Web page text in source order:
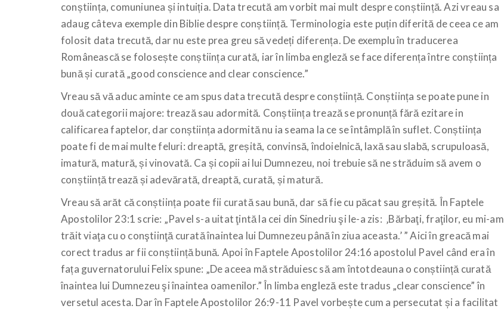
conștiința, comuniunea și intuiția. Data trecută am vorbit mai mult despre conștiință. Azi vreau sa
adaug câteva exemple din Biblie despre conștiință. Terminologia este puțin diferită de ceea ce am
folosit data trecută, dar nu este prea greu să vedeți diferența. De exemplu în traducerea
Românească se folosește conștiința curată, iar în limba engleză se face diferența între conștiința
bună și curată „good conscience and clear conscience.”
Vreau să vă aduc aminte ce am spus data trecută despre conștiință. Conștiința se poate pune in
două categorii majore: trează sau adormită. Conștiința trează se pronunță fără ezitare in
calificarea faptelor, dar conștiința adormită nu ia seama la ce se întâmplă în suflet. Conștiința
poate fi de mai multe feluri: dreaptă, greșită, convinsă, îndoielnică, laxă sau slabă, scrupuloasă,
imatură, matură, și vinovată. Ca și copii ai lui Dumnezeu, noi trebuie să ne străduim să avem o
conștiință trează și adevărată, dreaptă, curată, și matură.
Vreau să arăt că conștiința poate fii curată sau bună, dar să fie cu păcat sau greșită. În Faptele
Apostolilor 23:1 scrie: „Pavel s-a uitat ţintă la cei din Sinedriu şi le-a zis: ‚Bărbaţi, fraţilor, eu mi-am
trăit viaţa cu o conştiinţă curată înaintea lui Dumnezeu până în ziua aceasta.’ ” Aici în greacă mai
corect tradus ar fii conștiință bună. Apoi în Faptele Apostolilor 24:16 apostolul Pavel când era în
fața guvernatorului Felix spune: „De aceea mă străduiesc să am întotdeauna o conștiință curată
înaintea lui Dumnezeu şi înaintea oamenilor.” În limba engleză este tradus „clear conscience” în
versetul acesta. Dar în Faptele Apostolilor 26:9-11 Pavel vorbește cum a persecutat și a facilitat